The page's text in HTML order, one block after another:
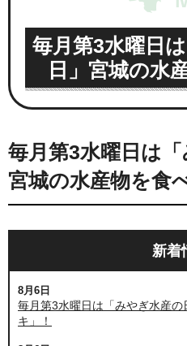
毎月第3水曜日
日」宮城の水
毎月第3水曜日は「
宮城の水産物を食
新着
8月6日
毎月第3水曜日は「みやぎ水産
キ」！